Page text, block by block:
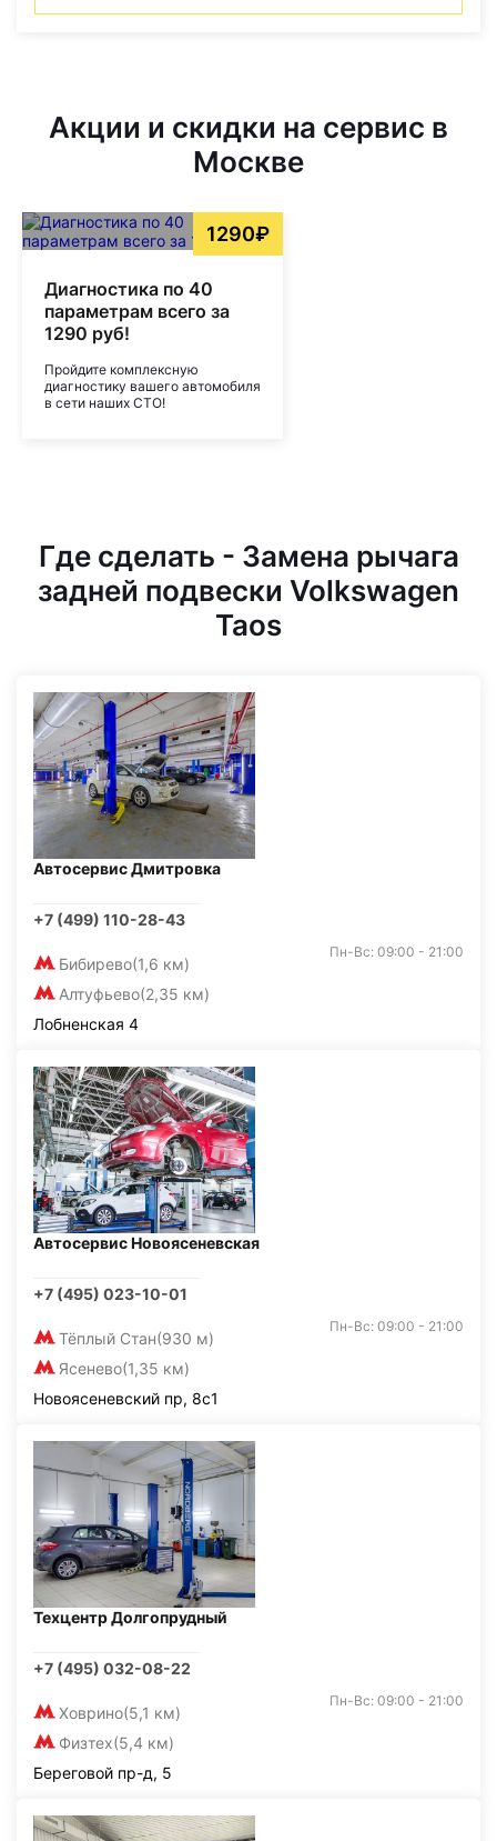
Акции и скидки на сервис в
Москве
1290₽
Диагностика по 40
параметрам всего за
1290 руб!
Пройдите комплексную
диагностику вашего автомобиля
в сети наших СТО!
Где сделать - Замена рычага
задней подвески Volkswagen
Taos
Автосервис Дмитровка
+7 (499) 110-28-43
Бибирево(1,6 км)
Алтуфьево(2,35 км)
Пн-Вс: 09:00 - 21:00
Лобненская 4
Автосервис Новоясеневская
+7 (495) 023-10-01
Тёплый Стан(930 м)
Ясенево(1,35 км)
Пн-Вс: 09:00 - 21:00
Новоясеневский пр, 8с1
Техцентр Долгопрудный
+7 (495) 032-08-22
Ховрино(5,1 км)
Физтех(5,4 км)
Пн-Вс: 09:00 - 21:00
Береговой пр-д, 5